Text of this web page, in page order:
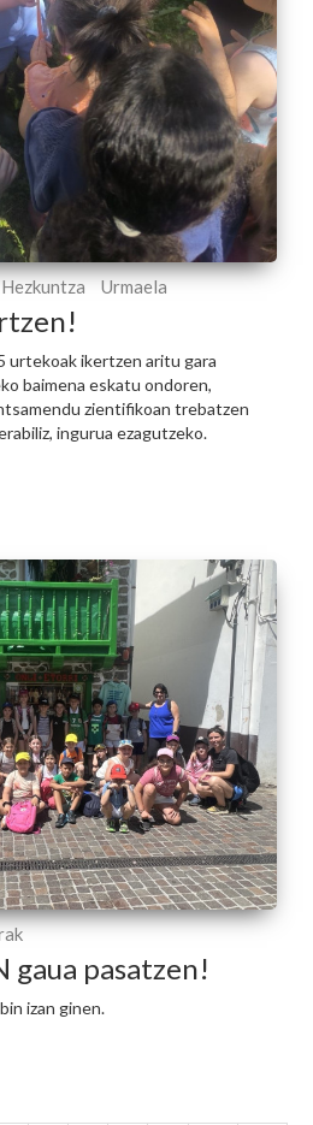
Urmaela
urtekoak ikertzen aritu gara
baimena eskatu ondoren,
zientifikoan trebatzen
ingurua ezagutzeko.
gaua pasatzen!
izan ginen.